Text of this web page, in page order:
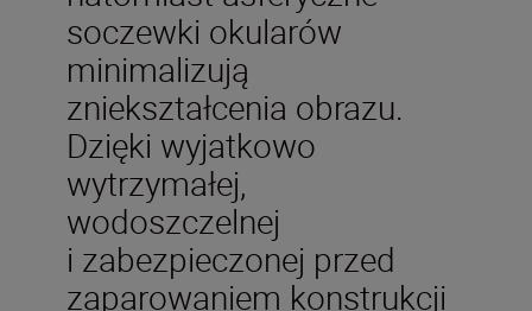
soczewki okularów
minimalizują
zniekształcenia obrazu.
Dzięki wyjatkowo
wytrzymałej,
wodoszczelnej
i zabezpieczonej przed
zaparowaniem konstrukcji